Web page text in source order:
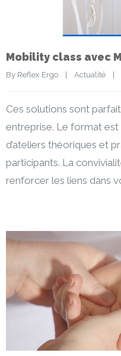
Mobility class avec
By Reflex Ergo | Actualité |
Ces solutions sont
entreprise. Le format
d’ateliers théoriques et
participants. La
renforcer les liens dans